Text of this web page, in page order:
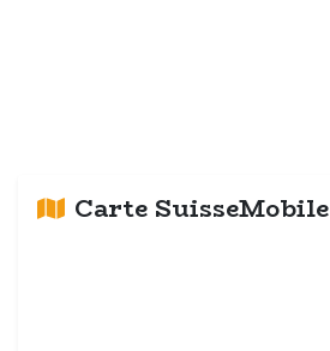
Carte SuisseMobile